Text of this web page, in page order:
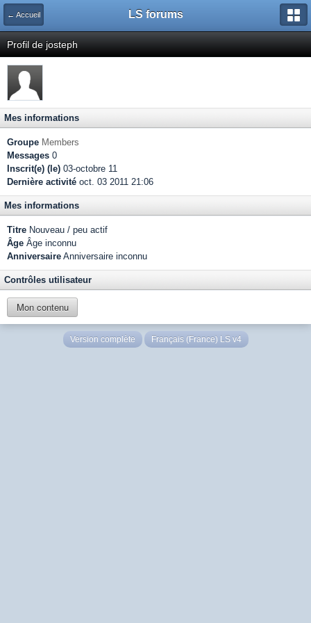
← Accueil LS forums
Profil de josteph
Mes informations
Groupe Members
Messages 0
Inscrit(e) (le) 03-octobre 11
Dernière activité oct. 03 2011 21:06
Mes informations
Titre Nouveau / peu actif
Âge Âge inconnu
Anniversaire Anniversaire inconnu
Contrôles utilisateur
Mon contenu
Version complète Français (France) LS v4